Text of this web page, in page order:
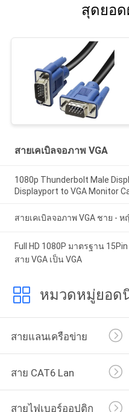
สุดยอ
สายเคเบิลจอภาพ VGA
1080p Thunderbolt Male
Displayport to VGA Monitor
สายเคเบิลจอภาพ VGA ชาย -
Full HD 1080P มาตรฐาน
สาย VGA เป็น VGA
หมวดหมู่ยอด
สายแลนเครือข่าย
สาย CAT6 Lan
สายไฟเบอร์ออปติก